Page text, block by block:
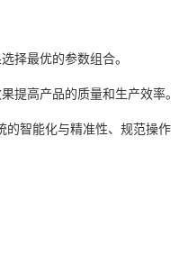
最优的参数组合。
高产品的质量和生产效率。
智能化与精准性、规范操作